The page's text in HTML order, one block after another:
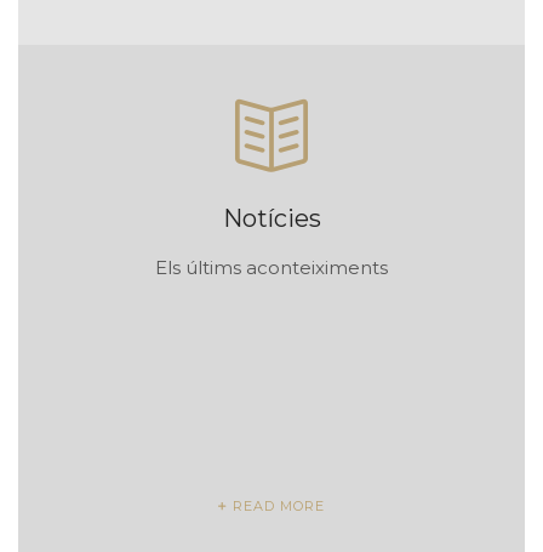
Notícies
Els últims aconteiximents
READ MORE